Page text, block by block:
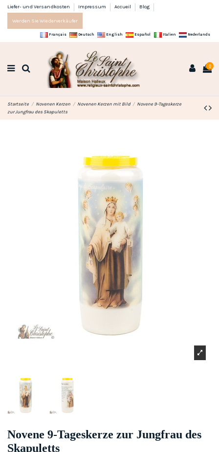
Liefer- und Versandkosten Impressum Accueil Blog
Werden Sie Wiederverkäufer
Français Deutsch English Español Italien Nederlands
0
Startseite Novenen Kerzen Novenen Kerzen mit Bild
Novene 9-Tageskerze
zur Jungfrau des Skapuletts
Novene 9-Tageskerze zur Jungfrau des
Skapuletts